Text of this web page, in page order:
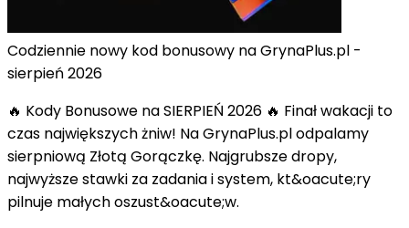
Codziennie nowy kod bonusowy na GrynaPlus.pl -
sierpień 2026
🔥 Kody Bonusowe na SIERPIEŃ 2026 🔥 Finał wakacji to
czas największych żniw! Na GrynaPlus.pl odpalamy
sierpniową Złotą Gorączkę. Najgrubsze dropy,
najwyższe stawki za zadania i system, kt&oacute;ry
pilnuje małych oszust&oacute;w.